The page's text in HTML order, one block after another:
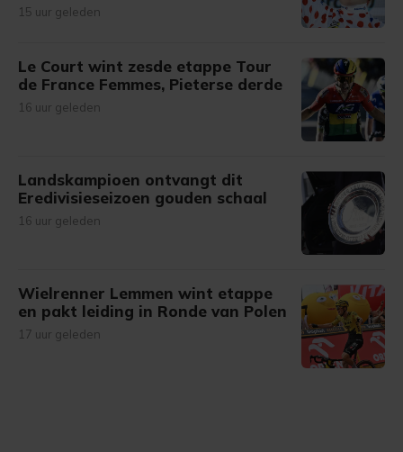
15 uur geleden
Le Court wint zesde etappe Tour
de France Femmes, Pieterse derde
16 uur geleden
Landskampioen ontvangt dit
Eredivisieseizoen gouden schaal
16 uur geleden
Wielrenner Lemmen wint etappe
en pakt leiding in Ronde van Polen
17 uur geleden